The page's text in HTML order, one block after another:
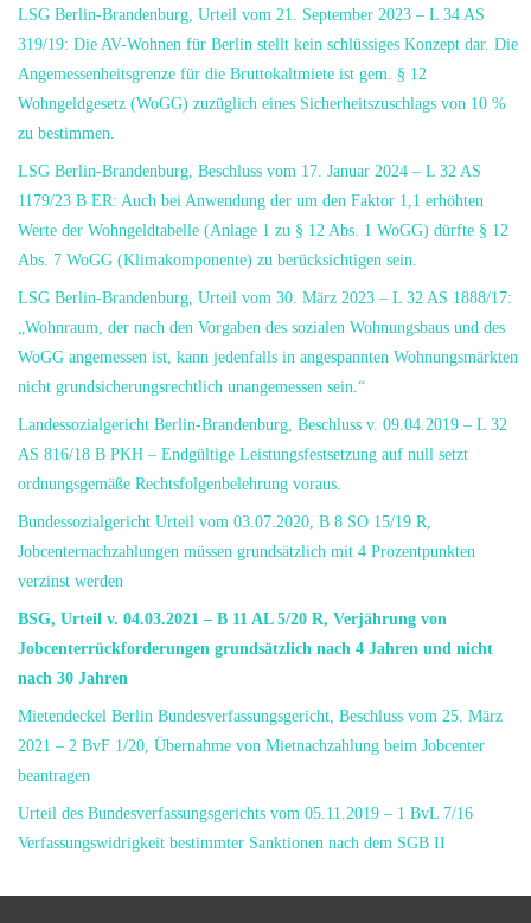
LSG Berlin-Brandenburg, Urteil vom 21. September 2023 – L 34 AS
319/19: Die AV-Wohnen für Berlin stellt kein schlüssiges Konzept dar. Die
Angemessenheitsgrenze für die Bruttokaltmiete ist gem. § 12
Wohngeldgesetz (WoGG) zuzüglich eines Sicherheitszuschlags von 10 %
zu bestimmen.
LSG Berlin-Brandenburg, Beschluss vom 17. Januar 2024 – L 32 AS
1179/23 B ER: Auch bei Anwendung der um den Faktor 1,1 erhöhten
Werte der Wohngeldtabelle (Anlage 1 zu § 12 Abs. 1 WoGG) dürfte § 12
Abs. 7 WoGG (Klimakomponente) zu berücksichtigen sein.
LSG Berlin-Brandenburg, Urteil vom 30. März 2023 – L 32 AS 1888/17:
„Wohnraum, der nach den Vorgaben des sozialen Wohnungsbaus und des
WoGG angemessen ist, kann jedenfalls in angespannten Wohnungsmärkten
nicht grundsicherungsrechtlich unangemessen sein.“
Landessozialgericht Berlin-Brandenburg, Beschluss v. 09.04.2019 – L 32
AS 816/18 B PKH – Endgültige Leistungsfestsetzung auf null setzt
ordnungsgemäße Rechtsfolgenbelehrung voraus.
Bundessozialgericht Urteil vom 03.07.2020, B 8 SO 15/19 R,
Jobcenternachzahlungen müssen grundsätzlich mit 4 Prozentpunkten
verzinst werden
BSG, Urteil v. 04.03.2021 – B 11 AL 5/20 R, Verjährung von
Jobcenterrückforderungen grundsätzlich nach 4 Jahren und nicht
nach 30 Jahren
Mietendeckel Berlin Bundesverfassungsgericht, Beschluss vom 25. März
2021 – 2 BvF 1/20, Übernahme von Mietnachzahlung beim Jobcenter
beantragen
Urteil des Bundesverfassungsgerichts vom 05.11.2019 – 1 BvL 7/16
Verfassungswidrigkeit bestimmter Sanktionen nach dem SGB II